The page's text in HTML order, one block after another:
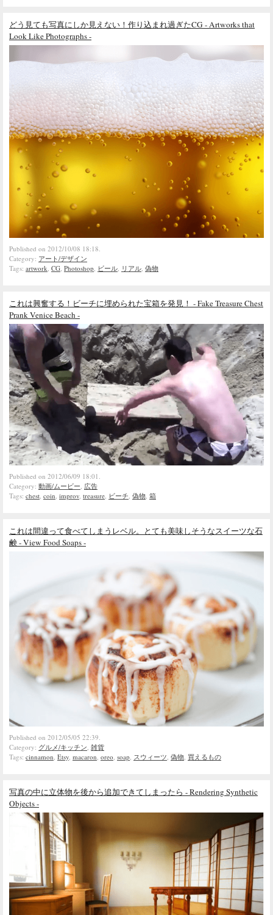
どう見ても写真にしか見えない！作り込まれ過ぎたCG - Artworks that
Look Like Photographs -
Published on 2012/10/08 18:18.
Category: アート/デザイン
Tags: artwork CG Photoshop ビール リアル 偽物
これは興奮する！ビーチに埋められた宝箱を発見！ - Fake Treasure Chest
Prank Venice Beach -
Published on 2012/06/09 18:01.
Category: 動画/ムービー 広告
Tags: chest coin improv treasure ビーチ 偽物 箱
これは間違って食べてしまうレベル。とても美味しそうなスイーツな石
鹸 - View Food Soaps -
Published on 2012/05/05 22:39.
Category: グルメ/キッチン 雑貨
Tags: cinnamon Etsy macaron oreo soap スウィーツ 偽物 買えるもの
写真の中に立体物を後から追加できてしまったら - Rendering Synthetic
Objects -